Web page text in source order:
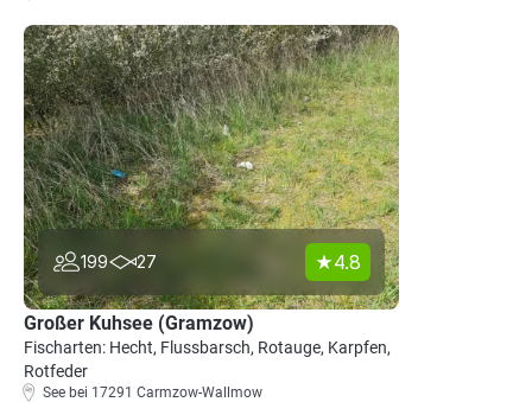
199 27 4.8
Großer Kuhsee (Gramzow)
Fischarten: Hecht, Flussbarsch, Rotauge, Karpfen,
Rotfeder
See bei 17291 Carmzow-Wallmow